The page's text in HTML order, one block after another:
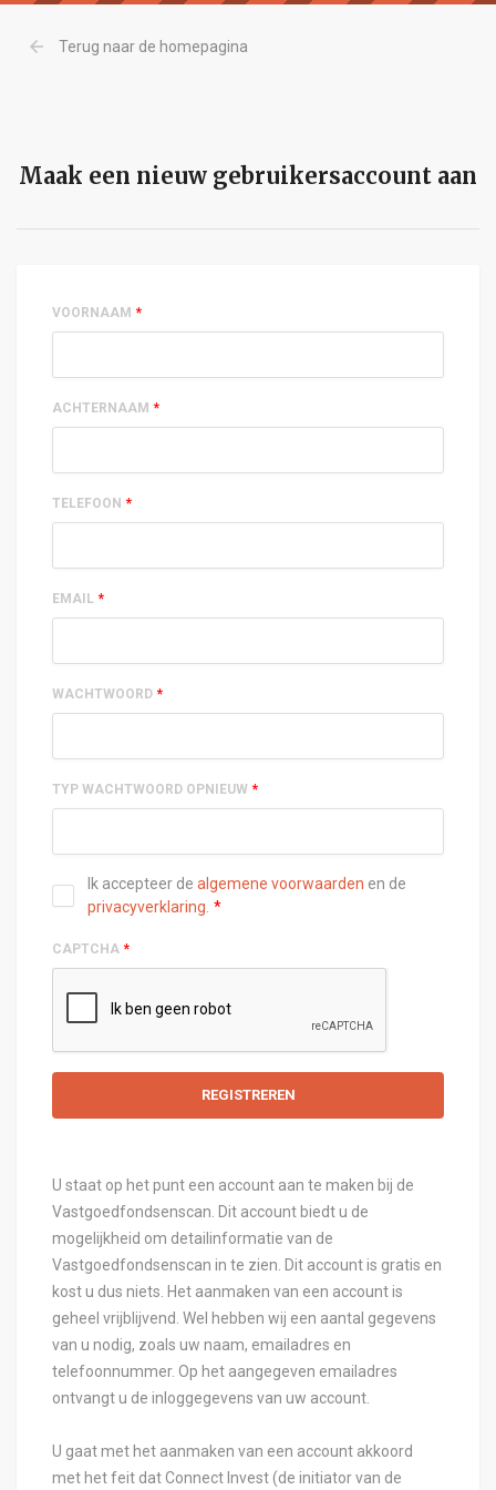
arrow_back Terug naar de homepagina
Maak een nieuw gebruikersaccount aan
VOORNAAM *
ACHTERNAAM *
TELEFOON *
EMAIL *
WACHTWOORD *
TYP WACHTWOORD OPNIEUW *
Ik accepteer de algemene voorwaarden en de
privacyverklaring *
CAPTCHA *
U staat op het punt een account aan te maken bij de
Vastgoedfondsenscan. Dit account biedt u de
mogelijkheid om detailinformatie van de
Vastgoedfondsenscan in te zien. Dit account is gratis en
kost u dus niets. Het aanmaken van een account is
geheel vrijblijvend. Wel hebben wij een aantal gegevens
van u nodig, zoals uw naam, emailadres en
telefoonnummer. Op het aangegeven emailadres
ontvangt u de inloggegevens van uw account.
U gaat met het aanmaken van een account akkoord
met het feit dat Connect Invest (de initiator van de